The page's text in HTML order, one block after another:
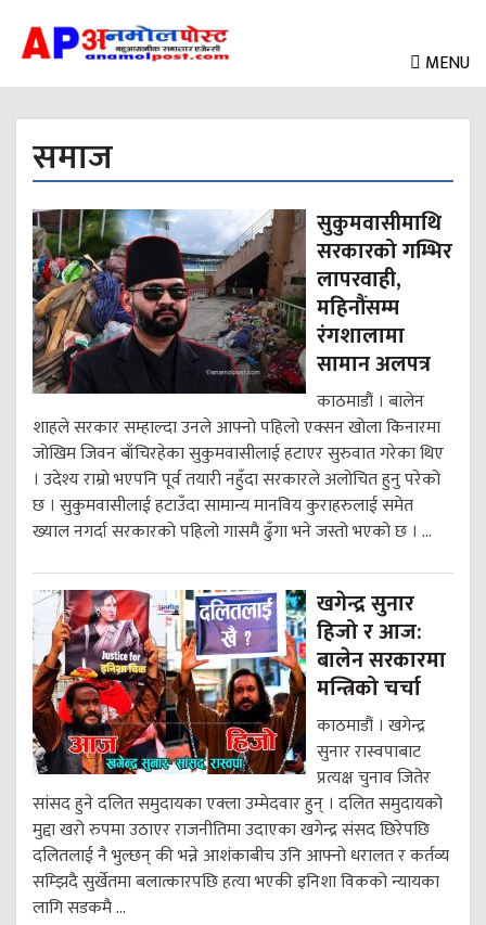
MENU
समाज
सुकुमवासीमाथि
सरकारको गम्भिर
लापरवाही,
महिनौंसम्म
रंगशालामा
सामान अलपत्र
काठमाडौं । बालेन
शाहले सरकार सम्हाल्दा उनले आफ्नो पहिलो एक्सन खोला किनारमा
जोखिम जिवन बाँचिरहेका सुकुमवासीलाई हटाएर सुरुवात गरेका थिए
। उदेश्य राम्रो भएपनि पूर्व तयारी नहुँदा सरकारले अलोचित हुनु परेको
छ । सुकुमवासीलाई हटाउँदा सामान्य मानविय कुराहरुलाई समेत
ख्याल नगर्दा सरकारको पहिलो गासमै ढुँगा भने जस्तो भएको छ । ...
खगेन्द्र सुनार
हिजो र आज:
बालेन सरकारमा
मन्त्रिको चर्चा
काठमाडौं । खगेन्द्र
सुनार रास्वपाबाट
प्रत्यक्ष चुनाव जितेर
सांसद हुने दलित समुदायका एक्ला उम्मेदवार हुन् । दलित समुदायको
मुद्दा खरो रुपमा उठाएर राजनीतिमा उदाएका खगेन्द्र संसद छिरेपछि
दलितलाई नै भुल्छन् की भन्ने आशंकाबीच उनि आफ्नो धरालत र कर्तव्य
सम्झिदै सुर्खेतमा बलात्कारपछि हत्या भएकी इनिशा विकको न्यायका
लागि सडकमै ...